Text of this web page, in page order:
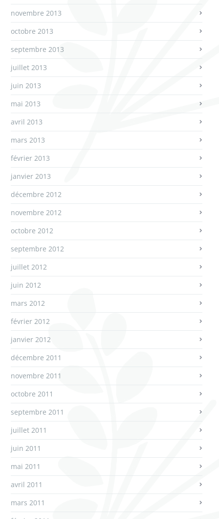
novembre 2013
octobre 2013
septembre 2013
juillet 2013
juin 2013
mai 2013
avril 2013
mars 2013
février 2013
janvier 2013
décembre 2012
novembre 2012
octobre 2012
septembre 2012
juillet 2012
juin 2012
mars 2012
février 2012
janvier 2012
décembre 2011
novembre 2011
octobre 2011
septembre 2011
juillet 2011
juin 2011
mai 2011
avril 2011
mars 2011